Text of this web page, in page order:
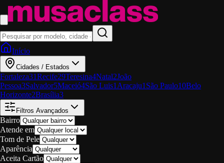
Início
Cidades / Estados
Fortaleza31Recife29Teresina4Natal2João
Pessoa3Salvador5Maceió4São Luis1 Aracaju1 São Paulo10Belo
Horizonte2Brasília3
Filtros Avançados
Bairro
Atende em
Tom de Pele
Aparência
Aceita Cartão